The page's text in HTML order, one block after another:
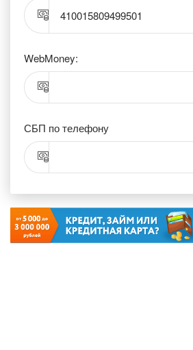
410015809499501
WebMoney:
СБП по телефону